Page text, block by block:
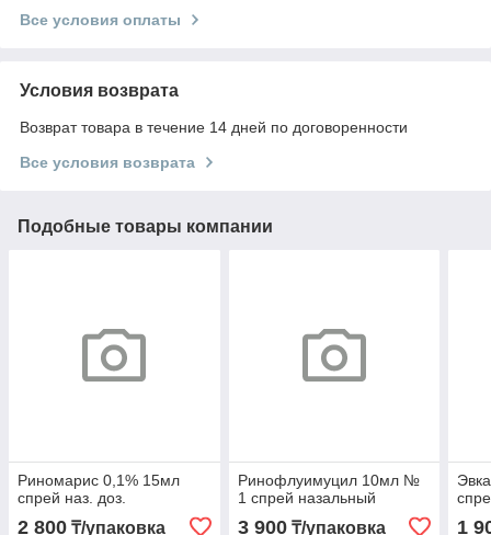
Все условия оплаты
Условия возврата
Возврат товара в течение 14 дней по договоренности
Все условия возврата
Подобные товары компании
Риномарис 0,1% 15мл
спрей наз. доз.
2 800 ₸/упаковка
Ринофлуимуцил 10мл №
1 спрей назальный
3 900₸/упаковка 1